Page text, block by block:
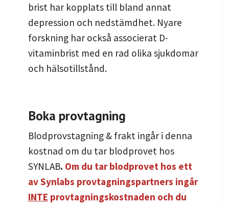
brist har kopplats till bland annat
depression och nedstämdhet. Nyare
forskning har också associerat D-
vitaminbrist med en rad olika sjukdomar
och hälsotillstånd.
Boka provtagning
Blodprovstagning & frakt ingår i denna
kostnad om du tar blodprovet hos
SYNLAB. Om du tar blodprovet hos ett
av Synlabs provtagningspartners ingår
INTE provtagningskostnaden och du